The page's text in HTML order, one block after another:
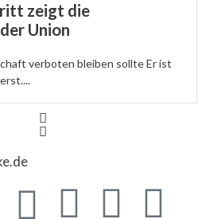
zeigt die
Union
verboten bleiben sollte Er ist